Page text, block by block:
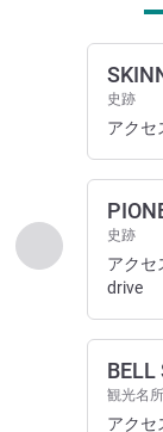
前に戻る -
史跡
アクセ
史跡
アクセ
drive
BELL
観光名所
アクセ